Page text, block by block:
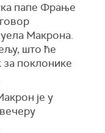
папе Фрање
Макрона.
што ће
за поклонике
је у